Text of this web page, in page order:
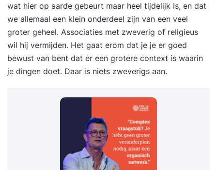
wat hier op aarde gebeurt maar heel tijdelijk is, en dat
we allemaal een klein onderdeel zijn van een veel
groter geheel. Associaties met zweverig of religieus
wil hij vermijden. Het gaat erom dat je je er goed
bewust van bent dat er een grotere context is waarin
je dingen doet. Daar is niets zweverigs aan.